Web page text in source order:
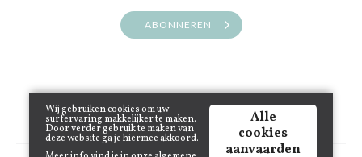
ABONNEREN
Wij gebruiken cookies om uw
surfervaring makkelijker te maken.
Door verder gebruik te maken van
deze website ga je hiermee akkoord.
Alle
cookies
aanvaarden